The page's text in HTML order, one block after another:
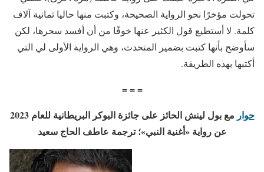
تحولت مؤخرًا نحو الرواية الصحيحة، وكتبت منها حاليا ثمانية آلاف
كلمة. لا أستطيع قول الكثير عنها خوفًا من أن أفسد سحرها، لكن
سأوضح بأنها كتبت بضمير المتحدث، وهي الرواية الأولى لي التي
أكتبها بهذه الطريقة.
= = =
حوار
مع بول لينش الحائز على جائزة البوكر البريطانية للعام 2023
عن رواية «أغنية النبي»؛ ترجمة عاطف الحاج سعيد